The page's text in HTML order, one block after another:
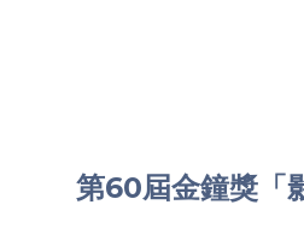
第60屆金鐘獎「